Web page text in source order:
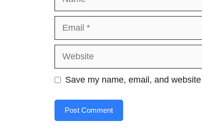
Website
Save my name, email, and